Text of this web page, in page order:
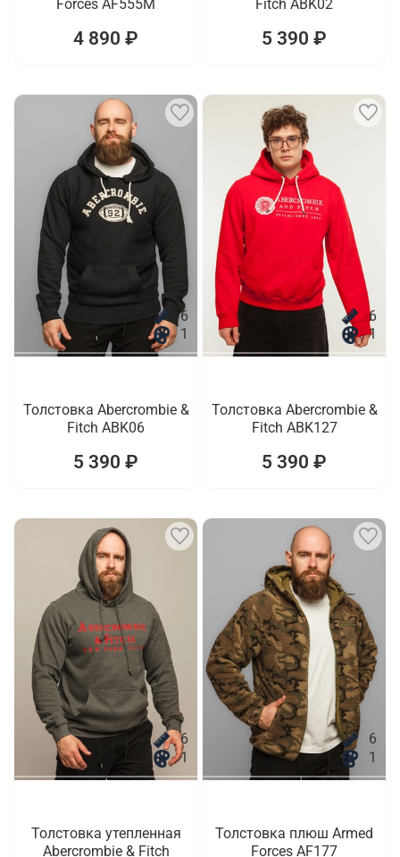
Forces AF555M
4 890 ₽
Fitch ABK02
5 390 ₽
6
1
Толстовка Abercrombie &
Fitch ABK06
5 390 ₽
6
1
Толстовка Abercrombie &
Fitch ABK127
5 390 ₽
6
1
Толстовка утепленная
Abercrombie & Fitch
6
1
Толстовка плюш Armed
Forces AF177